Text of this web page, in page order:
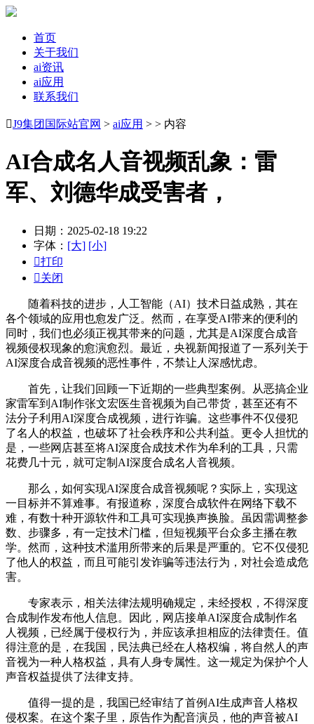
首页
关于我们
ai资讯
ai应用
联系我们
J9集团国际站官网 > ai应用 > > 内容
AI合成名人音视频乱象：雷
军、刘德华成受害者，
日期：2025-02-18 19:22
字体： [大] [小]
打印
关闭
随着科技的进步，人工智能（AI）技术日益成熟，其在
各个领域的应用也愈发广泛。然而，在享受AI带来的便利的
同时，我们也必须正视其带来的问题，尤其是AI深度合成音
视频侵权现象的愈演愈烈。最近，央视新闻报道了一系列关于
AI深度合成音视频的恶性事件，不禁让人深感忧虑。
首先，让我们回顾一下近期的一些典型案例。从恶搞企业
家雷军到AI制作张文宏医生音视频为自己带货，甚至还有不
法分子利用AI深度合成视频，进行诈骗。这些事件不仅侵犯
了名人的权益，也破坏了社会秩序和公共利益。更令人担忧的
是，一些网店甚至将AI深度合成技术作为牟利的工具，只需
花费几十元，就可定制AI深度合成名人音视频。
那么，如何实现AI深度合成音视频呢？实际上，实现这
一目标并不算难事。有报道称，深度合成软件在网络下载不
难，有数十种开源软件和工具可实现换声换脸。虽因需调整参
数、步骤多，有一定技术门槛，但短视频平台众多主播在教
学。然而，这种技术滥用所带来的后果是严重的。它不仅侵犯
了他人的权益，而且可能引发诈骗等违法行为，对社会造成危
害。
专家表示，相关法律法规明确规定，未经授权，不得深度
合成制作发布他人信息。因此，网店接单AI深度合成制作名
人视频，已经属于侵权行为，并应该承担相应的法律责任。值
得注意的是，在我国，民法典已经在人格权编，将自然人的声
音视为一种人格权益，具有人身专属性。这一规定为保护个人
声音权益提供了法律支持。
值得一提的是，我国已经审结了首例AI生成声音人格权
侵权案。在这个案子里，原告作为配音演员，他的声音被AI